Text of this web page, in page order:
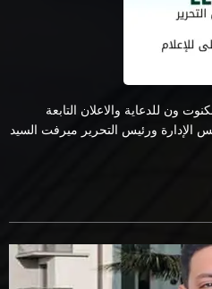
ون للدعاية والاعلان التابعة
الإدارة ورئيس التحرير ميرفت السيد